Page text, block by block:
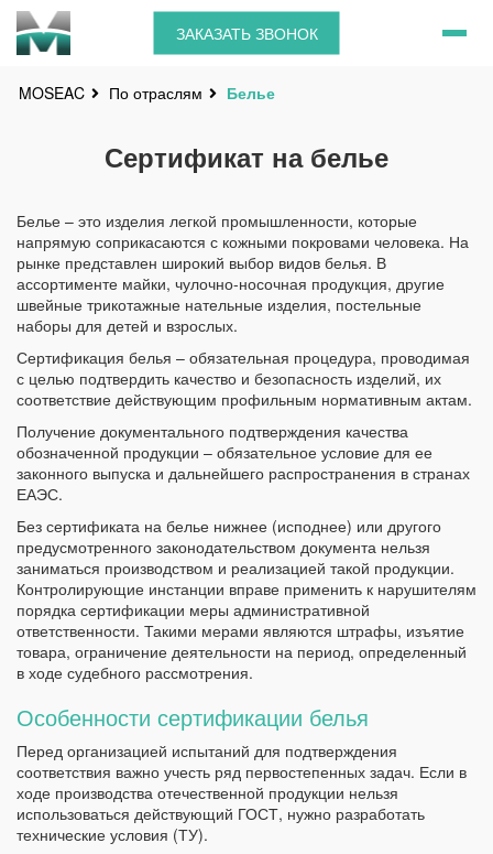
ЗАКАЗАТЬ ЗВОНОК
MOSEAC По отраслям Белье
Сертификат на белье
Белье – это изделия легкой промышленности, которые
напрямую соприкасаются с кожными покровами человека. На
рынке представлен широкий выбор видов белья. В
ассортименте майки, чулочно-носочная продукция, другие
швейные трикотажные нательные изделия, постельные
наборы для детей и взрослых.
Сертификация белья – обязательная процедура, проводимая
с целью подтвердить качество и безопасность изделий, их
соответствие действующим профильным нормативным актам.
Получение документального подтверждения качества
обозначенной продукции – обязательное условие для ее
законного выпуска и дальнейшего распространения в странах
ЕАЭС.
Без сертификата на белье нижнее (исподнее) или другого
предусмотренного законодательством документа нельзя
заниматься производством и реализацией такой продукции.
Контролирующие инстанции вправе применить к нарушителям
порядка сертификации меры административной
ответственности. Такими мерами являются штрафы, изъятие
товара, ограничение деятельности на период, определенный
в ходе судебного рассмотрения.
Особенности сертификации белья
Перед организацией испытаний для подтверждения
соответствия важно учесть ряд первостепенных задач. Если в
ходе производства отечественной продукции нельзя
использоваться действующий ГОСТ, нужно разработать
технические условия (ТУ).